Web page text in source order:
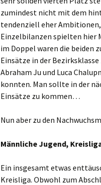
zumindest nicht mit dem
tendenziell eher
Einzelbilanzen spielten hier
im Doppel waren die beiden
Einsätze in der
Abraham Ju und Luca
konnten. Man sollte in der
Einsätze zu kommen…
Nun aber zu den
Männliche Jugend,
Ein insgesamt etwas
Kreisliga. Obwohl zum